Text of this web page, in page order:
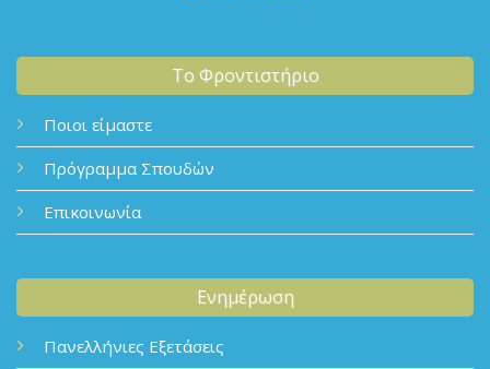
Το Φροντιστήριο
Ποιοι είμαστε
Πρόγραμμα Σπουδών
Επικοινωνία
Ενημέρωση
Πανελλήνιες Εξετάσεις